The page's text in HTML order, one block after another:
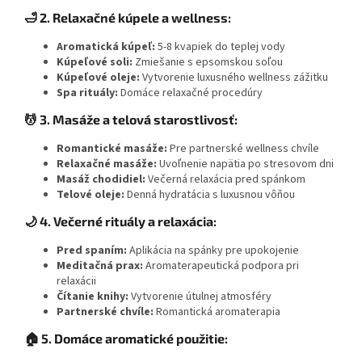
🛁 2. Relaxačné kúpele a wellness:
Aromatická kúpeľ: 5-8 kvapiek do teplej vody
Kúpeľové soli: Zmiešanie s epsomskou soľou
Kúpeľové oleje: Vytvorenie luxusného wellness zážitku
Spa rituály: Domáce relaxačné procedúry
💆 3. Masáže a telová starostlivosť:
Romantické masáže: Pre partnerské wellness chvíle
Relaxačné masáže: Uvoľnenie napätia po stresovom dni
Masáž chodidiel: Večerná relaxácia pred spánkom
Telové oleje: Denná hydratácia s luxusnou vôňou
🌙 4. Večerné rituály a relaxácia:
Pred spaním: Aplikácia na spánky pre upokojenie
Meditačná prax: Aromaterapeutická podpora pri
relaxácii
Čítanie knihy: Vytvorenie útulnej atmosféry
Partnerské chvíle: Romantická aromaterapia
🏠 5. Domáce aromatické použitie: